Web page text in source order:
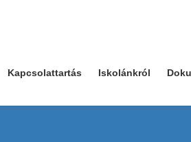
Kapcsolattartás Iskolánkról